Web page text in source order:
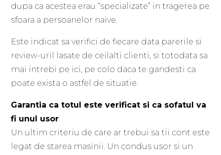
dupa ca acestea erau “specializate” in tragerea pe
sfoara a persoanelor naive.
Este indicat sa verifici de fiecare data parerile si
review-uril lasate de ceilalti clienti, si totodata sa
mai intrebi pe ici, pe colo daca te gandesti ca
poate exista o astfel de situatie.
Garantia ca totul este verificat si ca sofatul va
fi unul usor
Un ultim criteriu de care ar trebui sa tii cont este
legat de starea masinii. Un condus usor si un